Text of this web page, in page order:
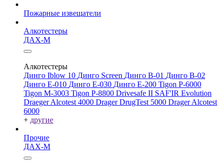
Пожарные извещатели
Алкотестеры
ДАХ-М
Алкотестеры
Динго Iblow 10 Динго Screen Динго В-01 Динго В-02
Динго Е-010 Динго Е-030 Динго Е-200 Tigon P-6000
Tigon M-3003 Tigon P-8800 Drivesafe II SAF'IR Evolution
Draeger Alcotest 4000 Drager DrugTest 5000 Drager Alcotest
6000
+ другие
Прочие
ДАХ-М